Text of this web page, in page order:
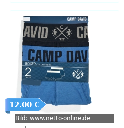
12.00 €
Bild: www.netto-online.de